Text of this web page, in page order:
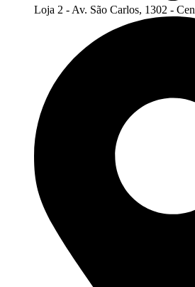
Loja 2 - Av. São Carlos, 1302 -